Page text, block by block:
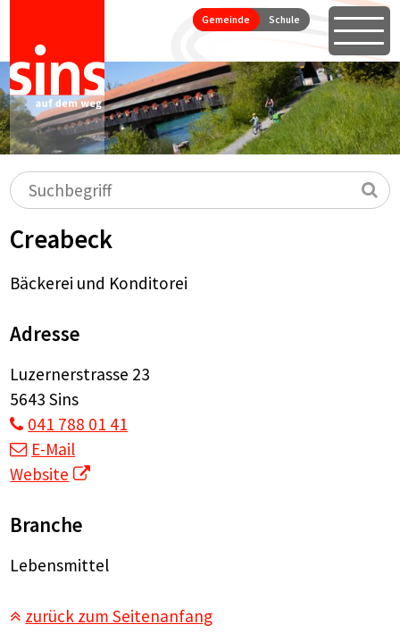
Direkt zum Inhalt springen
Hauptnavigation
Gemeinde Schule
Suchbegriff
Creabeck
Bäckerei und Konditorei
Adresse
Luzernerstrasse 23
5643 Sins
041 788 01 41
E-Mail
Website
Branche
Lebensmittel
zurück zum Seitenanfang